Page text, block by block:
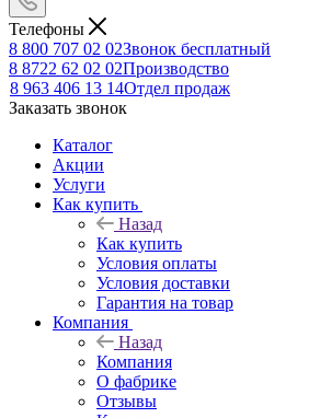
Телефоны
8 800 707 02 02Звонок бесплатный
8 8722 62 02 02Производство
8 963 406 13 14Отдел продаж
Заказать звонок
Каталог
Акции
Услуги
Как купить
Назад
Как купить
Условия оплаты
Условия доставки
Гарантия на товар
Компания
Назад
Компания
О фабрике
Отзывы